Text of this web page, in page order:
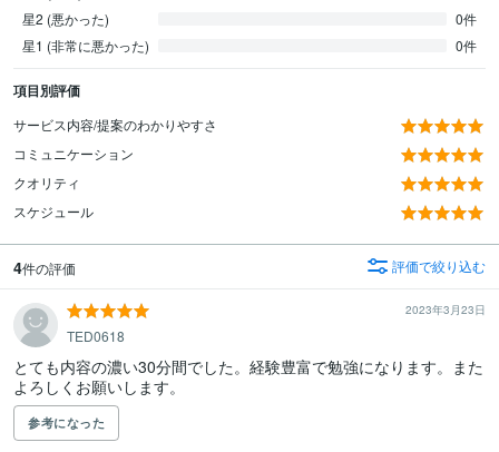
星2 (悪かった)
0件
星1 (非常に悪かった)
0件
項目別評価
サービス内容/提案のわかりやすさ
コミュニケーション
クオリティ
スケジュール
4件の評価 評価で絞り込む
2023年3月23日
TED0618
とても内容の濃い30分間でした。経験豊富で勉強になります。また
よろしくお願いします。
参考になった